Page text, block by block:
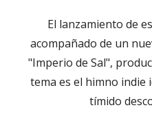
El lanzamiento de
acompañado de un
"Imperio de Sal",
tema es el himno indie
tímido